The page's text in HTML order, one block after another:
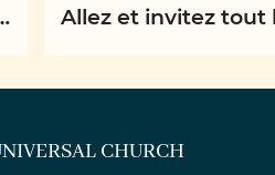
Allez et invitez tout
CHURCH